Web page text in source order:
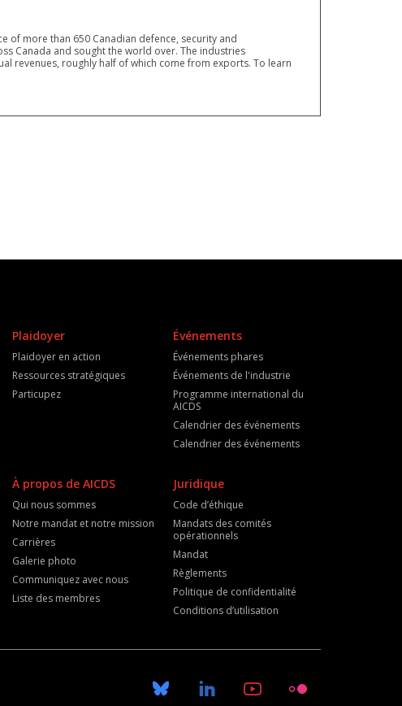
of more than 650 Canadian defence, security and
Canada and sought the world over. The industries
revenues, roughly half of which come from exports. To learn
Plaidoyer
Plaidoyer en action
Ressources stratégiques
Particupez
Événements
Événements phares
Événements de l'industrie
Programme international du
AICDS
Calendrier des événements
Calendrier des événements
À propos de AICDS
Qui nous sommes
Notre mandat et notre mission
Carrières
Galerie photo
Communiquez avec nous
Liste des membres
Juridique
Code d’éthique
Mandats des comités
opérationnels
Mandat
Règlements
Politique de confidentialité
Conditions d’utilisation